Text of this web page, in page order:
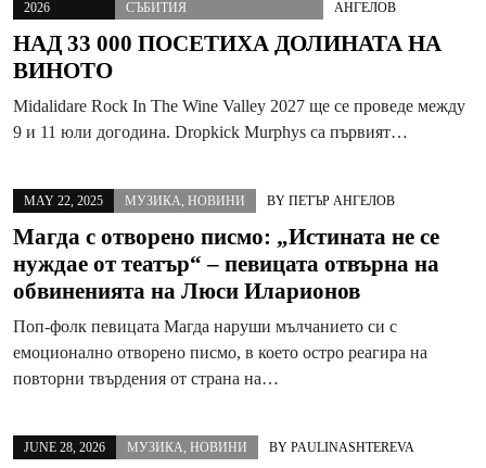
2026
СЪБИТИЯ
АНГЕЛОВ
НАД 33 000 ПОСЕТИХА ДОЛИНАТА НА
ВИНОТО
Midalidare Rock In The Wine Valley 2027 ще се проведе между
9 и 11 юли догодина. Dropkick Murphys са първият…
MAY 22, 2025 МУЗИКА НОВИНИ BY ПЕТЪР АНГЕЛОВ
Магда с отворено писмо: „Истината не се
нуждае от театър“ – певицата отвърна на
обвиненията на Люси Иларионов
Поп-фолк певицата Магда наруши мълчанието си с
емоционално отворено писмо, в което остро реагира на
повторни твърдения от страна на…
JUNE 28, 2026 МУЗИКА НОВИНИ BY PAULINASHTEREVA